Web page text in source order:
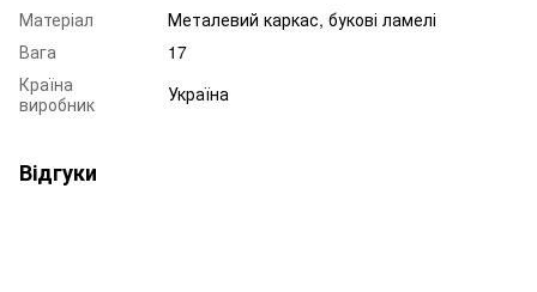
Матеріал
Металевий каркас, букові ламелі
Вага
17
Країна
виробник
Україна
Відгуки